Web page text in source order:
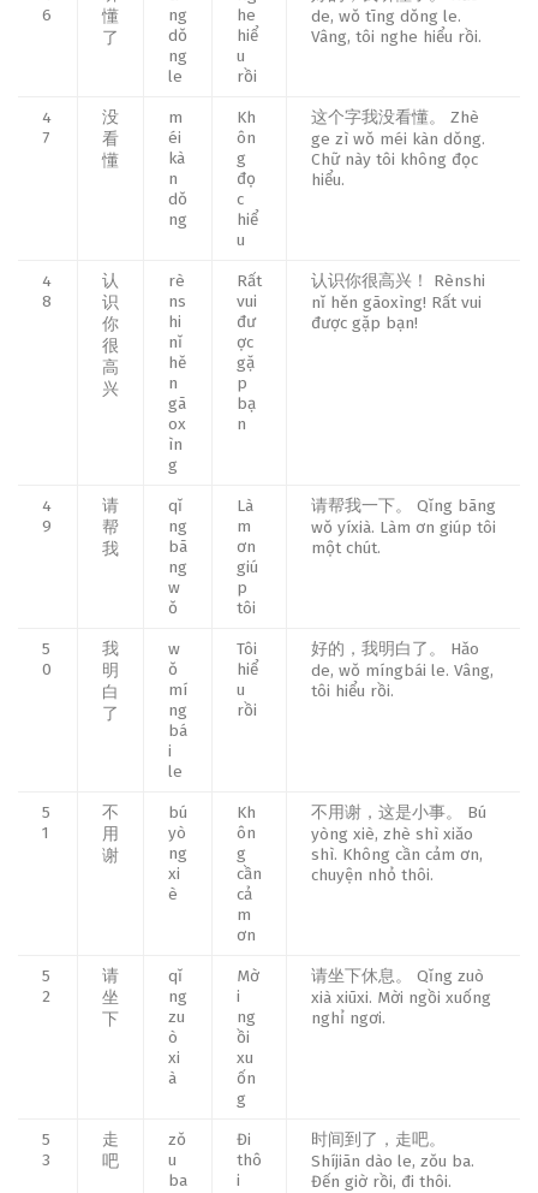
6
懂
了
ng
dǒ
ng
le
he
hiể
u
rồi
de, wǒ tīng dǒng le.
Vâng, tôi nghe hiểu rồi.
4
7
没
看
懂
m
éi
kà
n
dǒ
ng
Kh
ôn
g
đọ
c
hiể
u
这个字我没看懂。 Zhè
ge zì wǒ méi kàn dǒng.
Chữ này tôi không đọc
hiểu.
4
8
认
识
你
很
高
兴
rè
ns
hi
nǐ
hě
n
gā
ox
ìn
g
Rất
vui
đư
ợc
gặ
p
bạ
n
认识你很高兴！ Rènshi
nǐ hěn gāoxìng! Rất vui
được gặp bạn!
4
9
请
帮
我
qǐ
ng
bā
ng
w
ǒ
Là
m
ơn
giú
p
tôi
请帮我一下。 Qǐng bāng
wǒ yíxià. Làm ơn giúp tôi
một chút.
5
0
我
明
白
了
w
ǒ
mí
ng
bá
i
le
Tôi
hiể
u
rồi
好的，我明白了。 Hǎo
de, wǒ míngbái le. Vâng,
tôi hiểu rồi.
5
1
不
用
谢
bú
yò
ng
xi
è
Kh
ôn
g
cần
cả
m
ơn
不用谢，这是小事。 Bú
yòng xiè, zhè shì xiǎo
shì. Không cần cảm ơn,
chuyện nhỏ thôi.
5
2
请
坐
下
qǐ
ng
zu
ò
xi
à
Mờ
i
ng
ồi
xu
ốn
g
请坐下休息。 Qǐng zuò
xià xiūxi. Mời ngồi xuống
nghỉ ngơi.
5
3
走
吧
zǒ
u
ba
Đi
thô
i
时间到了，走吧。
Shíjiān dào le, zǒu ba.
Đến giờ rồi, đi thôi.